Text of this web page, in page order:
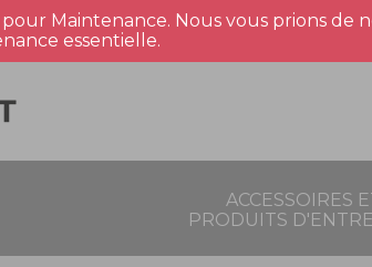
Maintenance. Nous vous prions
essentielle.
ACCESSOIRES
PRODUITS